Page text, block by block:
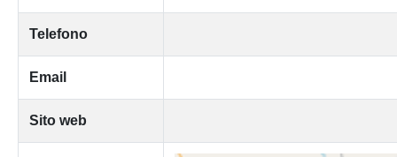
Telefono
Email
Sito web